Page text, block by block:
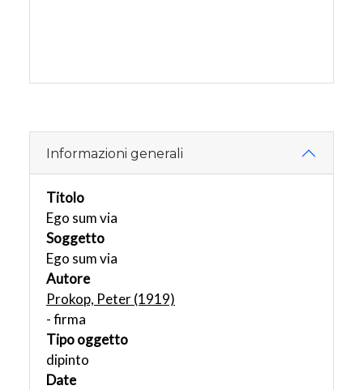
Informazioni generali
Titolo
Ego sum via
Soggetto
Ego sum via
Autore
Prokop, Peter (1919)
- firma
Tipo oggetto
dipinto
Date